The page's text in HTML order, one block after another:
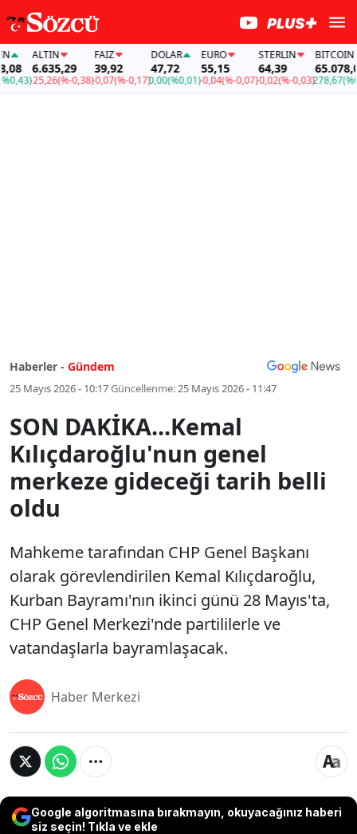
ALTIN
6.635,29
-25,26(%-0,38)
FAİZ
39,92
-0,07(%-0,17)
DOLAR
47,72
0,00(%0,01)
EURO
55,15
-0,04(%-0,07)
STERLIN
64,39
-0,02(%-0,03)
BITCOIN
65.078,08
278,67
Haberler - Gündem
25 Mayıs 2026 - 10:17Güncellenme:25 Mayıs 2026 - 11:47
SON DAKİKA...Kemal
Kılıçdaroğlu'nun genel
merkeze gideceği tarih belli
oldu
Mahkeme tarafından CHP Genel Başkanı
olarak görevlendirilen Kemal Kılıçdaroğlu,
Kurban Bayramı'nın ikinci günü 28 Mayıs'ta,
CHP Genel Merkezi'nde partililerle ve
vatandaşlarla bayramlaşacak.
Haber Merkezi
Google algoritmasına bırakmayın, okuyacağınız haberi
siz seçin! Tıkla ve ekle